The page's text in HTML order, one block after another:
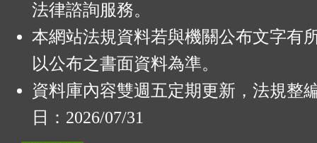
法律諮詢服務。
本網站法規資料若與機關公布文字有
以公布之書面資料為準。
資料庫內容雙週五定期更新，法規整
日：2026/07/31